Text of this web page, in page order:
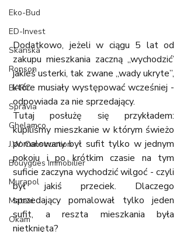
Eko-Bud
ED-Invest
Skanska
Ronson
BARC
Spravia
Ghelamco
J.W. Construction
Bouygues Immobilier
Murapol
Matexi
Okam
Dodatkowo, jeżeli w ciągu 5 lat od
zakupu mieszkania zaczną „wychodzić’
jakieś usterki, tak zwane „wady ukryte”,
które musiały występować wcześniej -
odpowiada za nie sprzedający.
Tutaj posłużę się przykładem:
kupiliśmy mieszkanie w którym świeżo
pomalowany był sufit tylko w jednym
pokoju i po krótkim czasie na tym
suficie zaczyna wychodzić wilgoć - czyli
był jakiś przeciek. Dlaczego
sprzedający pomalował tylko jeden
sufit, a reszta mieszkania była
nietknięta?